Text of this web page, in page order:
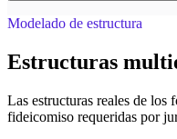
Modelado de estructura
Estructuras
Las estructuras reales de los
fideicomiso requeridas por